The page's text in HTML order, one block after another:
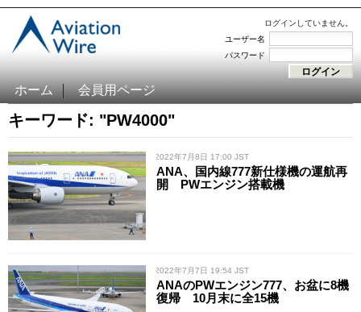
ログインしていません。
ユーザー名
パスワード
ホーム 会員用ページ
キーワード: "PW4000"
/ 2022年7月8日 17:00 JST
ANA、国内線777新仕様機の運航再
開 PWエンジン搭載機
/ 2022年7月7日 19:54 JST
ANAのPWエンジン777、お盆に8機
復帰 10月末に全15機